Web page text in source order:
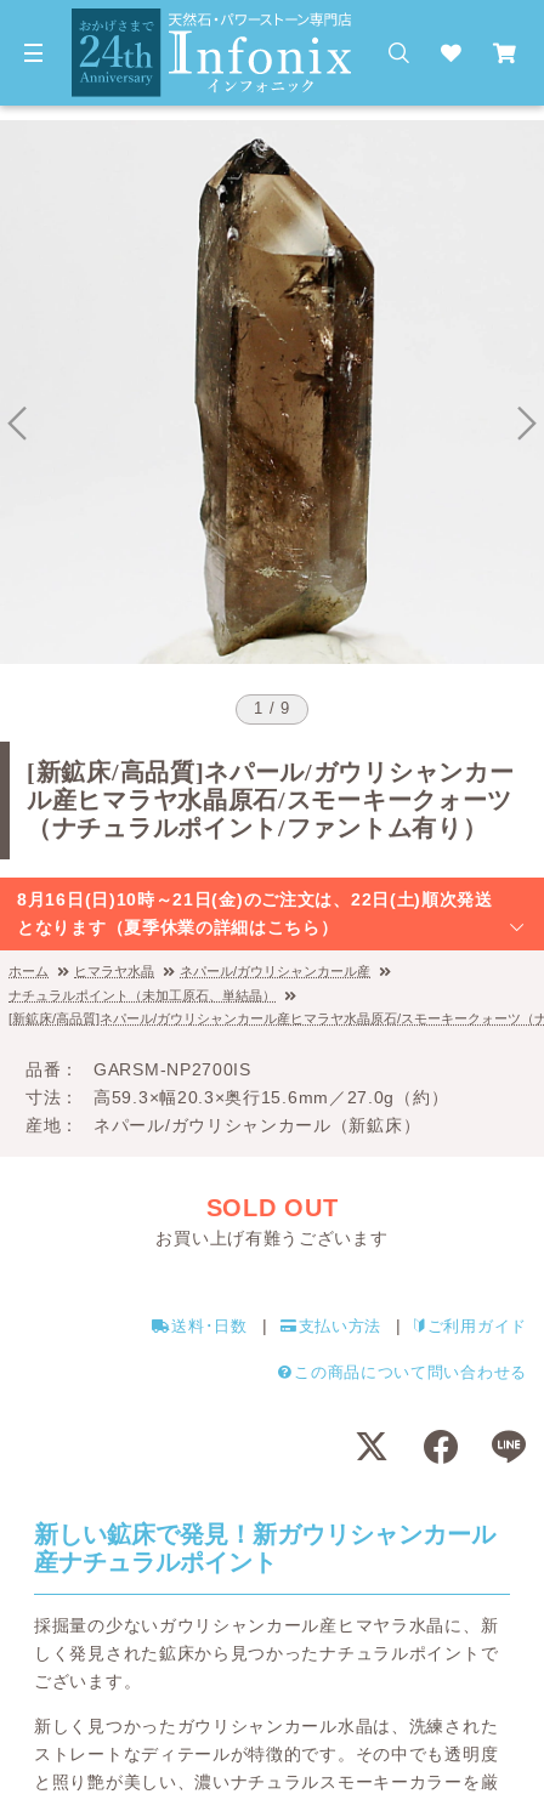
1 / 9
[新鉱床/高品質]ネパール/ガウリシャンカー
ル産ヒマラヤ水晶原石/スモーキークォーツ
（ナチュラルポイント/ファントム有り）
8月16日(日)10時～21日(金)のご注文は、22日(土)順次発送
となります（夏季休業の詳細はこちら）
ホーム ヒマラヤ水晶
ネパール/ガウリシャンカール産
ナチュラルポイント（未加工原石、単結晶）
[新鉱床/高品質]ネパール/ガウリシャンカール産ヒマラヤ水晶原石/スモーキークォーツ（
品番
GARSM-NP2700IS
寸法
高59.3×幅20.3×奥行15.6mm／27.0g（約）
産地
ネパール/ガウリシャンカール（新鉱床）
SOLD OUT
お買い上げ有難うございます
送料･日数 支払い方法 ご利用ガイド
この商品について問い合わせる
新しい鉱床で発見！新ガウリシャンカール
産ナチュラルポイント
採掘量の少ないガウリシャンカール産ヒマヤラ水晶に、新
しく発見された鉱床から見つかったナチュラルポイントで
ございます。
新しく見つかったガウリシャンカール水晶は、洗練された
ストレートなディテールが特徴的です。その中でも透明度
と照り艶が美しい、濃いナチュラルスモーキーカラーを厳